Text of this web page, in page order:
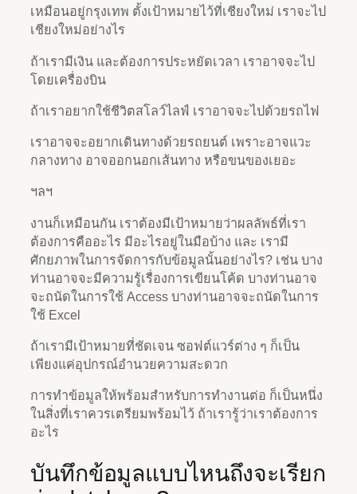
เหมือนอยู่กรุงเทพ ตั้งเป้าหมายไว้ที่เชียงใหม่ เราจะไป
เชียงใหม่อย่างไร
ถ้าเรามีเงิน และต้องการประหยัดเวลา เราอาจจะไป
โดยเครื่องบิน
ถ้าเราอยากใช้ชีวิตสโลว์ไลฟ์ เราอาจจะไปด้วยรถไฟ
เราอาจจะอยากเดินทางด้วยรถยนต์ เพราะอาจแวะ
กลางทาง อาจออกนอกเส้นทาง หรือขนของเยอะ
ฯลฯ
งานก็เหมือนกัน เราต้องมีเป้าหมายว่าผลลัพธ์ที่เรา
ต้องการคืออะไร มีอะไรอยู่ในมือบ้าง และ เรามี
ศักยภาพในการจัดการกับข้อมูลนั้นอย่างไร? เช่น บาง
ท่านอาจจะมีความรู้เรื่องการเขียนโค้ด บางท่านอาจ
จะถนัดในการใช้ Access บางท่านอาจจะถนัดในการ
ใช้ Excel
ถ้าเรามีเป้าหมายที่ชัดเจน ซอฟต์แวร์ต่าง ๆ ก็เป็น
เพียงแค่อุปกรณ์อำนวยความสะดวก
การทำข้อมูลให้พร้อมสำหรับการทำงานต่อ ก็เป็นหนึ่ง
ในสิ่งที่เราควรเตรียมพร้อมไว้ ถ้าเรารู้ว่าเราต้องการ
อะไร
บันทึกข้อมูลแบบไหนถึงจะเรียก